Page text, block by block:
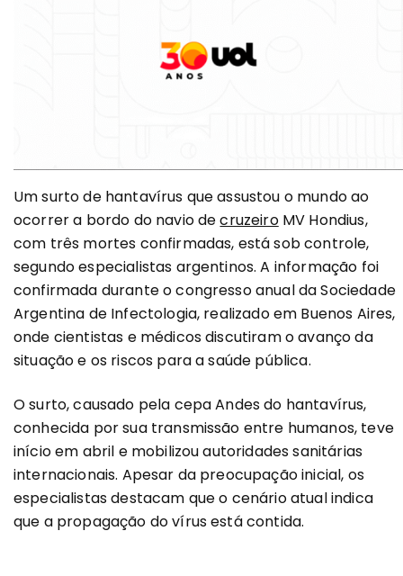
Um surto de hantavírus que assustou o mundo ao
ocorrer a bordo do navio decruzeiroMV Hondius,
com três mortes confirmadas, está sob controle,
segundo especialistas argentinos. A informação foi
confirmada durante o congresso anual da Sociedade
Argentina de Infectologia, realizado em Buenos Aires,
onde cientistas e médicos discutiram o avanço da
situação e os riscos para a saúde pública.
O surto, causado pela cepa Andes do hantavírus,
conhecida por sua transmissão entre humanos, teve
início em abril e mobilizou autoridades sanitárias
internacionais. Apesar da preocupação inicial, os
especialistas destacam que o cenário atual indica
que a propagação do vírus está contida.